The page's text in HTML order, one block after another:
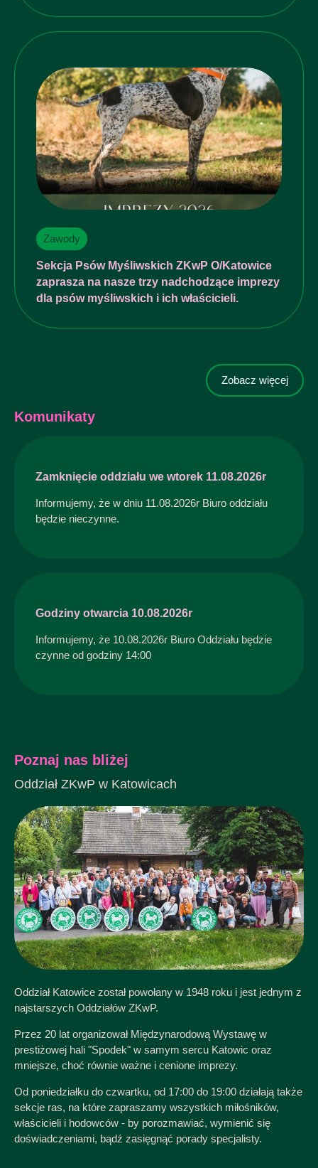
Zawody
Sekcja Psów Myśliwskich ZKwP O/Katowice
zaprasza na nasze trzy nadchodzące imprezy
dla psów myśliwskich i ich właścicieli.
Zobacz więcej
Komunikaty
Zamknięcie oddziału we wtorek 11.08.2026r
Informujemy, że w dniu 11.08.2026r Biuro oddziału
będzie nieczynne.
Godziny otwarcia 10.08.2026r
Informujemy, że 10.08.2026r Biuro Oddziału będzie
czynne od godziny 14:00
Poznaj nas bliżej
Oddział ZKwP w Katowicach
Oddział Katowice został powołany w 1948 roku i jest jednym z
najstarszych Oddziałów ZKwP.
Przez 20 lat organizował Międzynarodową Wystawę w
prestiżowej hali "Spodek" w samym sercu Katowic oraz
mniejsze, choć równie ważne i cenione imprezy.
Od poniedziałku do czwartku, od 17:00 do 19:00 działają także
sekcje ras, na które zapraszamy wszystkich miłośników,
właścicieli i hodowców - by porozmawiać, wymienić się
doświadczeniami, bądź zasięgnąć porady specjalisty.